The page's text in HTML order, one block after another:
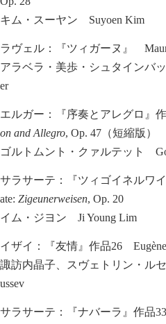
キム・スーヤン Suyoen Kim
ラヴェル：『ツィガーヌ』
アラベラ・美歩・シュタインバ
er
エルガー：『序奏とアレグロ』
on and Allegro, Op. 47（短縮版）
ゴルトムント・クァルテット
サラサーテ：『ツィゴイネルワ
ate: Zigeunerweisen, Op. 20
イム・ジヨン Ji Young Lim
イザイ：『友情』作品26 Eugène
諏訪内晶子、スヴェトリン・ル
ussev
サラサーテ：『ナバーラ』作品